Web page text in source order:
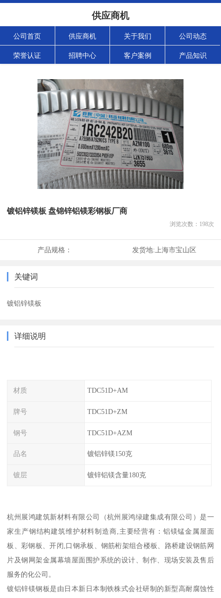
供应商机
公司首页 供应商机 关于我们 公司动态
荣誉认证 招聘中心 客户案例 产品知识
镀铝锌镁板 盘锦锌铝镁彩钢板厂商
浏览次数： 198次
产品规格： 发货地: 上海市宝山区
关键词
镀铝锌镁板
详细说明
材质 TDC51D+AM
牌号 TDC51D+ZM
钢号 TDC51D+AZM
品名 镀铝锌镁150克
镀层 镀锌铝镁含量180克
杭州展鸿建筑新材料有限公司（杭州展鸿绿建集成有限公司）是一
家生产钢结构建筑维护材料制造商,主要经营有：铝镁锰金属屋面
板、彩钢板、开闭,口钢承板、钢筋桁架组合楼板、路桥建设钢筋网
片及钢网架金属幕墙屋面围护系统的设计、制作、现场安装及售后
服务的化公司。
镀铝锌镁钢板是由日本新日本制铁株式会社研制的新型高耐腐蚀性